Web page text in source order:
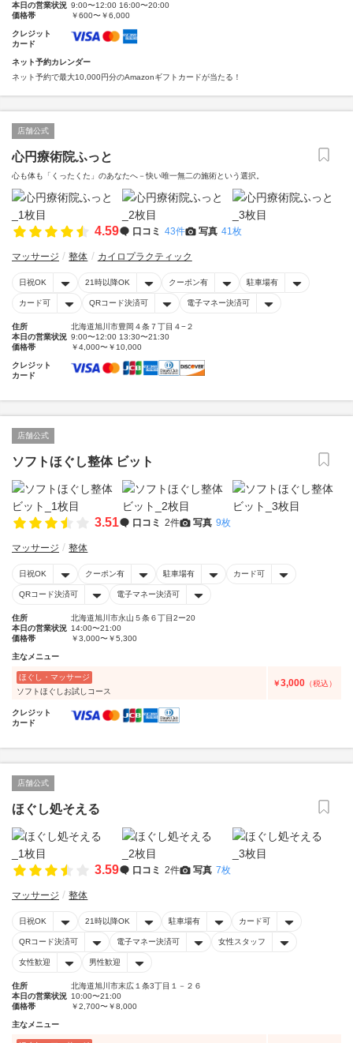
本日の営業状況 9:00〜12:00 16:00〜20:00
価格帯
￥600〜￥6,000
クレジット
カード
ネット予約カレンダー
ネット予約で最大10,000円分のAmazonギフトカードが当たる！
店舗公式
心円療術院ふっと
心も体も「くったくた」のあなたへ－快い唯一無二の施術という選択。
4.59 口コミ 43件 写真 41枚
マッサージ 整体 カイロプラクティック
日祝OK 21時以降OK クーポン有 駐車場有
カード可 QRコード決済可 電子マネー決済可
住所
北海道旭川市豊岡４条７丁目４−２
本日の営業状況 9:00〜12:00 13:30〜21:30
価格帯
￥4,000〜￥10,000
クレジット
カード
店舗公式
ソフトほぐし整体 ビット
3.51 口コミ 2件 写真 9枚
マッサージ 整体
日祝OK クーポン有 駐車場有 カード可
QRコード決済可 電子マネー決済可
住所
北海道旭川市永山５条６丁目2ー20
本日の営業状況 14:00〜21:00
価格帯
￥3,000〜￥5,300
主なメニュー
ほぐし・マッサージ
ソフトほぐしお試しコース
￥3,000 （税込）
クレジット
カード
店舗公式
ほぐし処そえる
3.59 口コミ 2件 写真 7枚
マッサージ 整体
日祝OK 21時以降OK 駐車場有 カード可
QRコード決済可 電子マネー決済可 女性スタッフ
女性歓迎 男性歓迎
住所
北海道旭川市末広１条3丁目１－２６
本日の営業状況 10:00〜21:00
価格帯
￥2,700〜￥8,000
主なメニュー